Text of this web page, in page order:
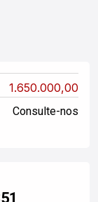
1.650.000,00
Consulte-nos